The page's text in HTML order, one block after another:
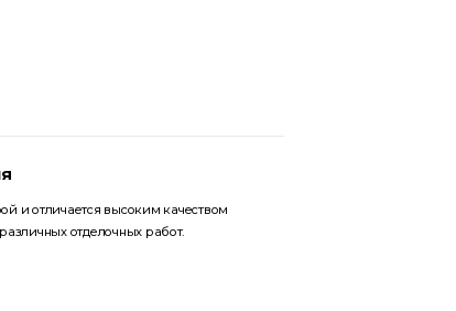
и отличается высоким качеством
отделочных работ.